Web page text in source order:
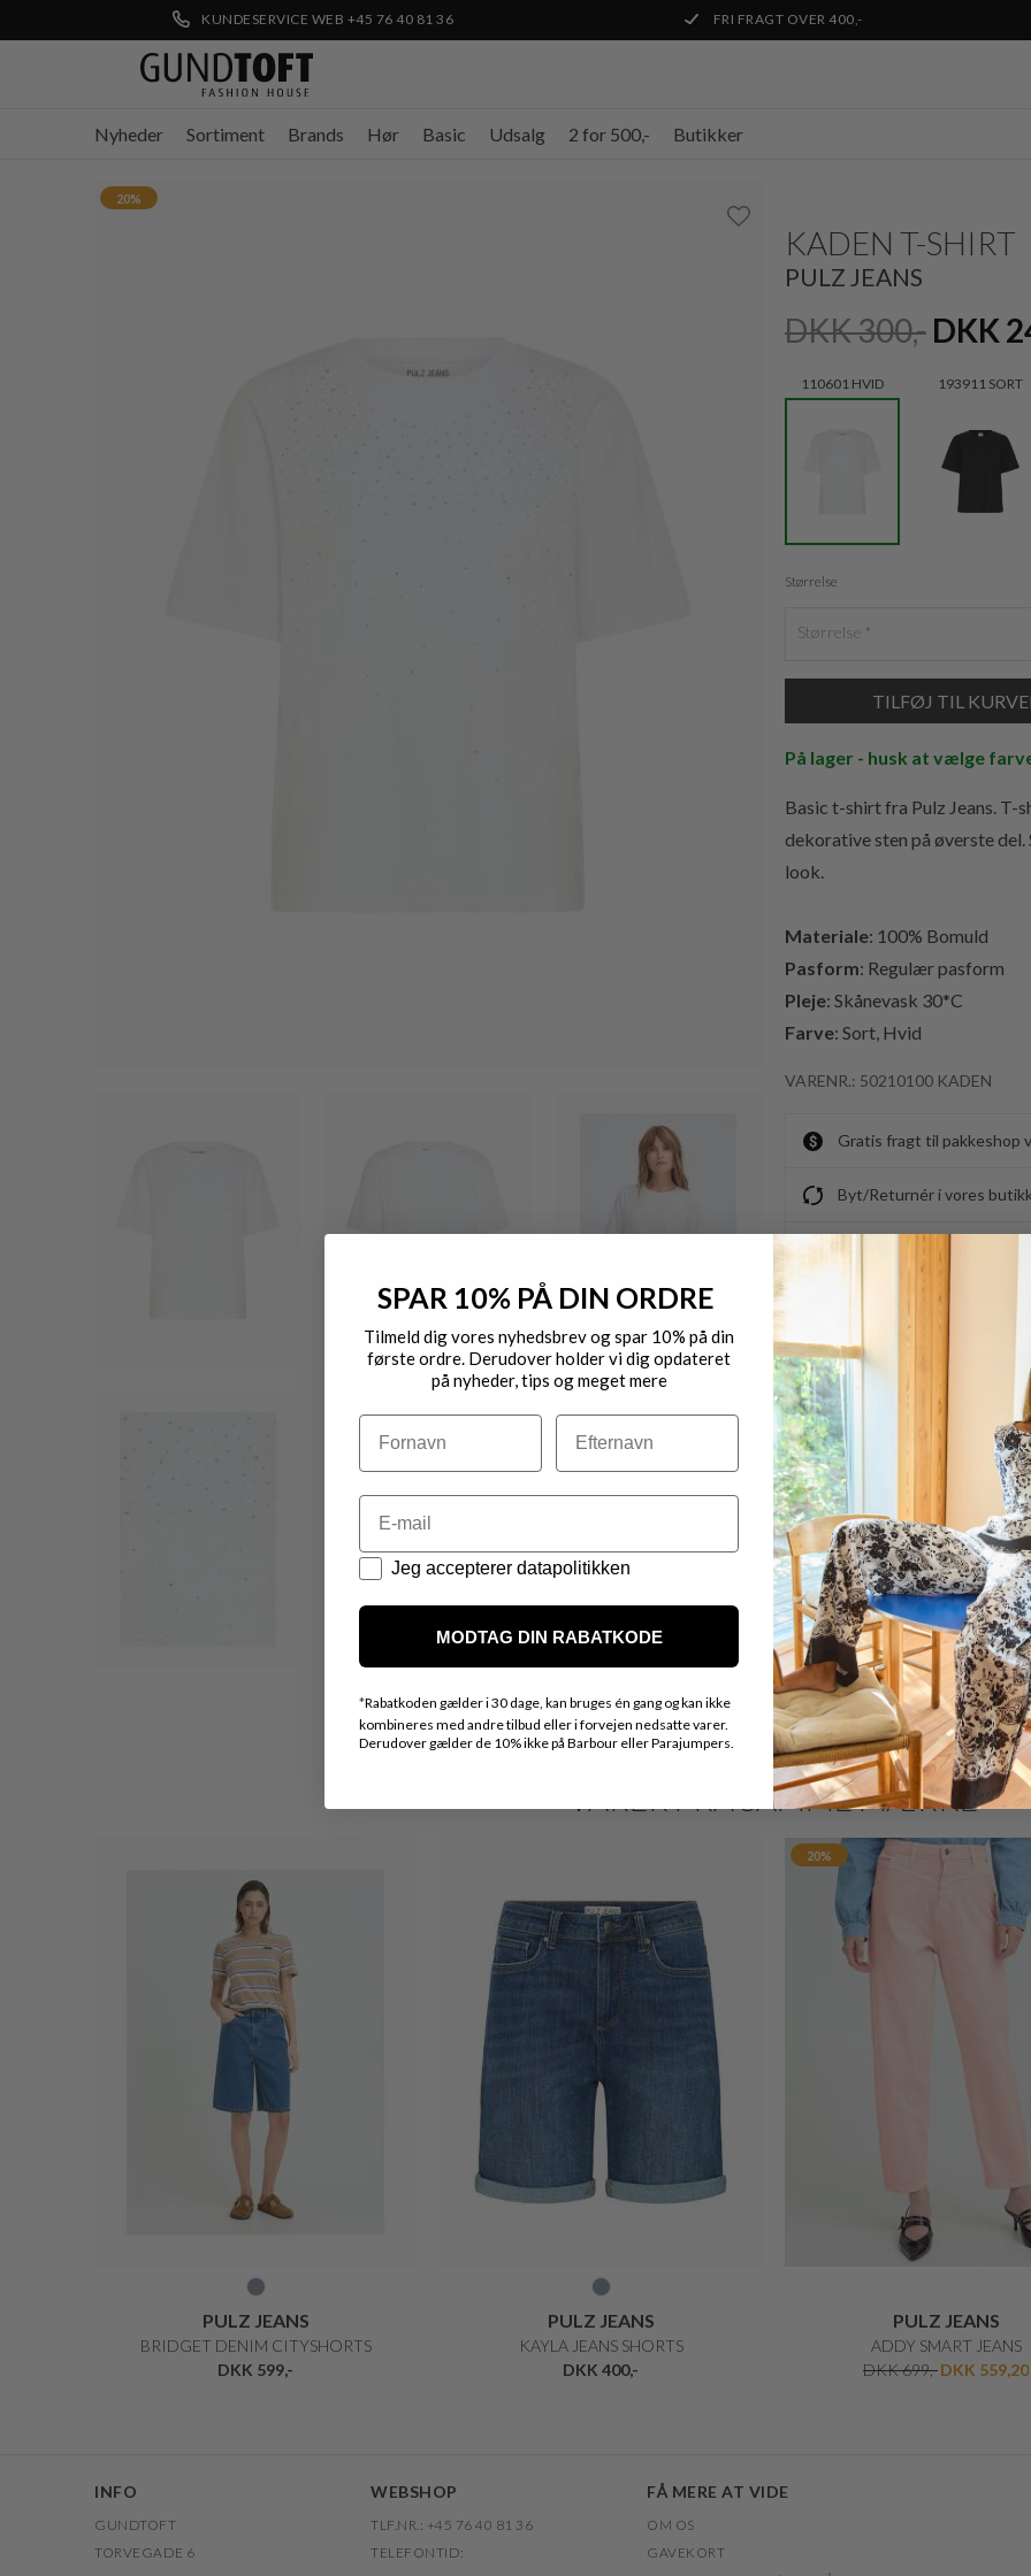
KUNDESERVICE WEB +45 76 40 81 36 FRI FRAGT OVER 400,-
Nyheder Sortiment Brands Hør Basic Udsalg 2 for 500,- Butikker
20%
KADEN T-SHIRT
PULZ JEANS
DKK 300,- DKK
110601 HVID 193911 SORT
Størrelse
Størrelse
På lager - husk at vælge
Basic t-shirt fra Pulz Jeans.
dekorative sten på øverste
look.
Materiale: 100% Bomuld
Pasform: Regulær pasform
Pleje: Skånevask 30*C
Farve: Sort, Hvid
VARENR.: 50210100 KADEN
Gratis fragt til pakkeshop
Byt/Returnér i vores
Ikke alle vores varer
Kontakt din nærmeste
VARER FRA SAMME MÆRKE
PULZ JEANS
BRIDGET DENIM CITYSHORTS
DKK 599,-
PULZ JEANS
KAYLA JEANS SHORTS
DKK 400,-
20%
PULZ JEANS
ADDY SMART JEANS
DKK 699,-DKK 559,20
INFO
GUNDTOFT
TORVEGADE 6
WEBSHOP
TLF.NR.: +45 76 40 81 36
TELEFONTID:
FÅ MERE AT VIDE
OM OS
GAVEKORT
SPAR 10% PÅ DIN ORDRE
Tilmeld dig vores nyhedsbrev og spar 10% på din
første ordre. Derudover holder vi dig opdateret
på nyheder, tips og meget mere
Navn Efternavn
Email
Datapolitik
Jeg accepterer datapolitikken
MODTAG DIN RABATKODE
*Rabatkoden gælder i 30 dage, kan bruges én gang og kan ikke
kombineres med andre tilbud eller i forvejen nedsatte varer.
Derudover gælder de 10% ikke på Barbour eller Parajumpers.